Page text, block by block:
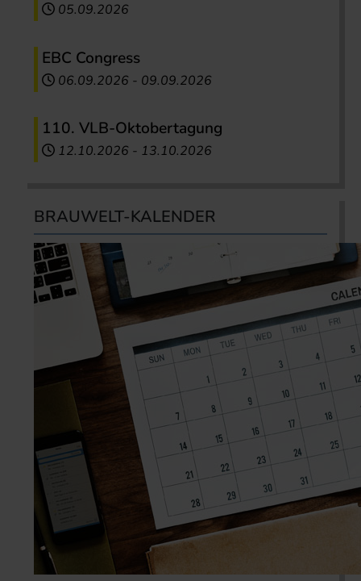
05.09.2026
EBC Congress
06.09.2026 - 09.09.2026
110. VLB-Oktobertagung
12.10.2026 - 13.10.2026
BRAUWELT-KALENDER